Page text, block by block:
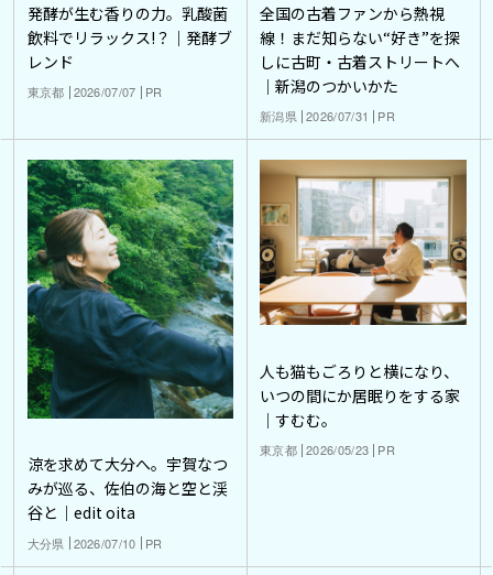
発酵が生む香りの力。乳酸菌
飲料でリラックス!？｜発酵ブ
レンド
東京都 2026/07/07 PR
全国の古着ファンから熱視
線！まだ知らない“好き”を探
しに古町・古着ストリートへ
｜新潟のつかいかた
新潟県 2026/07/31 PR
涼を求めて大分へ。宇賀なつ
みが巡る、佐伯の海と空と渓
谷と｜edit oita
大分県 2026/07/10 PR
人も猫もごろりと横になり、
いつの間にか居眠りをする家
｜すむむ。
東京都 2026/05/23 PR